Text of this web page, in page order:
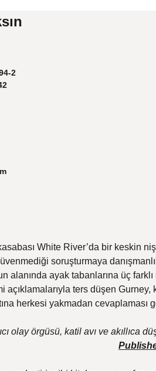
2
White River’da bir keskin
soruşturmaya
alanında ayak tabanlarına üç
açıklamalarıyla ters düşen
herkesi yakmadan cevaplaması
olay örgüsü, katil avı ve akıllıca